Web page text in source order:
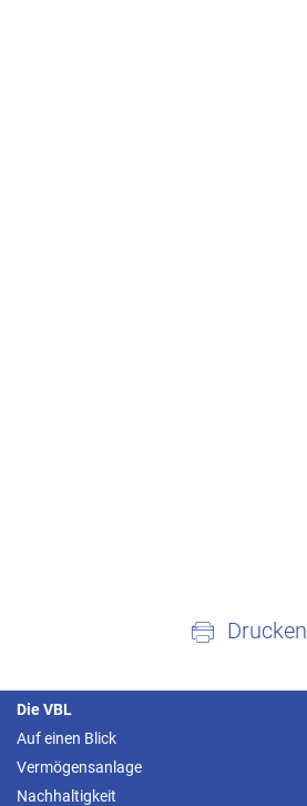
Drucken
Die VBL
Auf einen Blick
Vermögensanlage
Nachhaltigkeit